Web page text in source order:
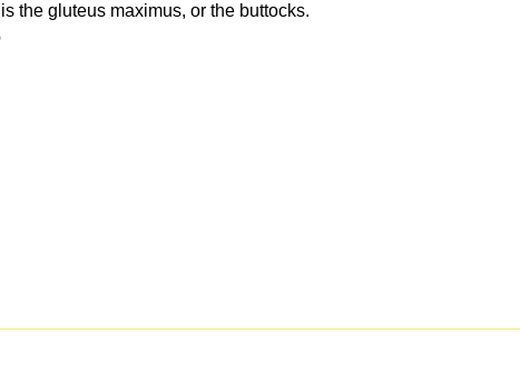
the gluteus maximus, or the buttocks.